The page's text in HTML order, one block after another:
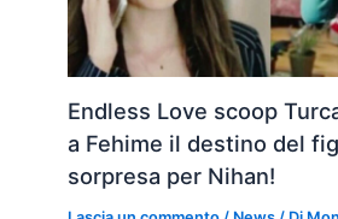
Endless Love scoop
a Fehime il destino del
sorpresa per Nihan!